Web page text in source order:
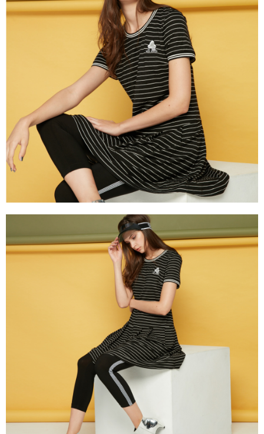
https://aftee.tw/terms/#terms3
３．未成年的使用者請事先徵得法定代理人或監護人之同意方可使用
「AFTEE先享後付」，若未經同意申辦者引起之損失，本公司不負相關責
４．使用「AFTEE先享後付」時，將依據個別帳號之用戶狀況，依本公司即
時審查核予不同之上限額度；若仍有額度不足之情形，本公司將視審查結果
請求用戶進行身份認證。
５．嚴禁一人註冊多個帳號或使用他人資訊註冊。若發現惡意使用之情形，
恩沛科技股份有限公司將有權停止該用戶之使用額度並採取法律行動。